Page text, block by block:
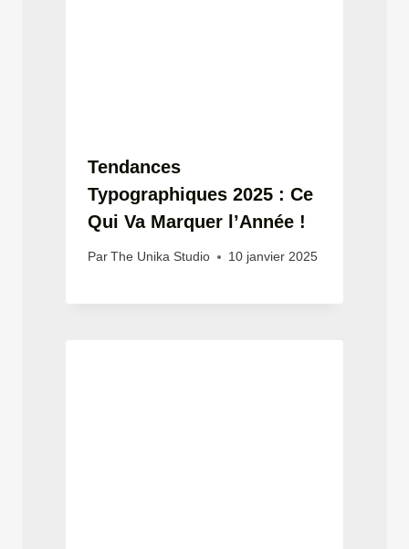
Tendances
Typographiques 2025 : Ce
Qui Va Marquer l’Année !
Par The Unika Studio 10 janvier 2025